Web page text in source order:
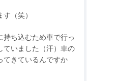
（笑）
持ち込むため車で行っ
ていました（汗）車の
てきているんですか